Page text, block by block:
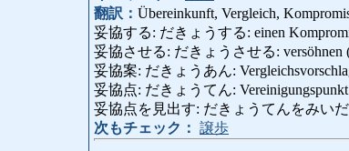
翻訳： Übereinkunft, Vergleich,
妥協する: だきょうする: einen
妥協させる: だきょうさせる: versöhnen
妥協案: だきょうあん:
妥協点: だきょうてん:
妥協点を見出す: だきょうてんをみいだ
次もチェック： 譲歩